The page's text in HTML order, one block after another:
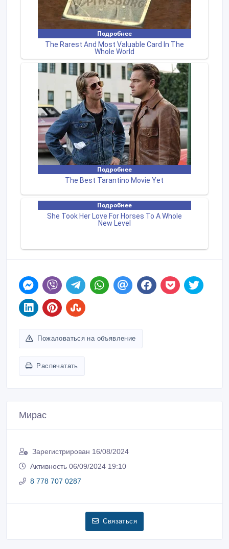
Пожаловаться на объявление
Распечатать
Мирас
Зарегистрирован 16/08/2024
Активность 06/09/2024 19:10
8 778 707 0287
Связаться